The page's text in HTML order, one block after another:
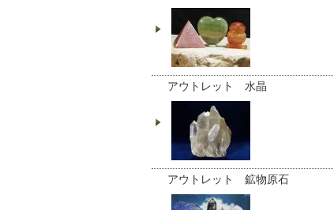
アウトレット 水晶
アウトレット 鉱物原石